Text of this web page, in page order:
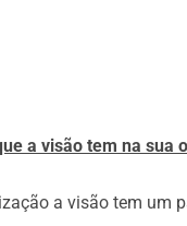
a visão tem na sua
a visão tem um